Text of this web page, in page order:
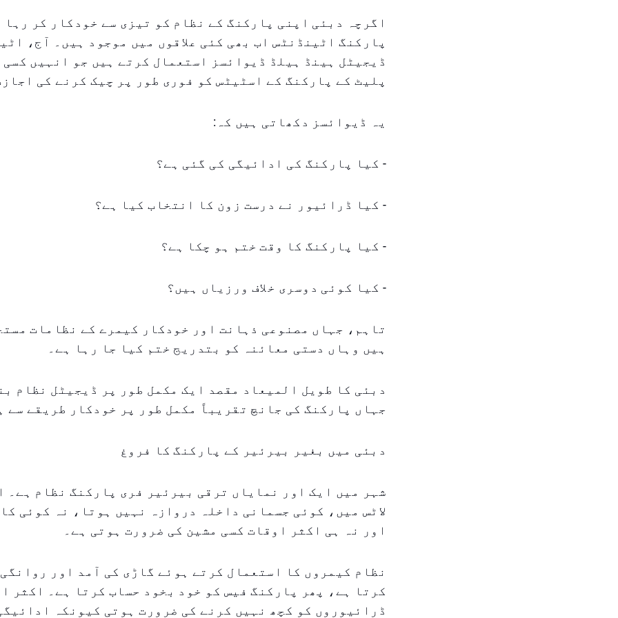
اگرچہ دبئی اپنی پارکنگ کے نظام کو تیزی سے خودکار کر رہا
پارکنگ اٹینڈنٹس اب بھی کئی علاقوں میں موجود ہیں۔ آج،
ڈیجیٹل ہینڈ ہیلڈ ڈیوائسز استعمال کرتے ہیں جو انہیں کسی
پلیٹ کے پارکنگ کے اسٹیٹس کو فوری طور پر چیک کرنے کی
یہ ڈیوائسز دکھاتی ہیں کہ:
- کیا پارکنگ کی ادائیگی کی گئی ہے؟
- کیا ڈرائیور نے درست زون کا انتخاب کیا ہے؟
- کیا پارکنگ کا وقت ختم ہو چکا ہے؟
- کیا کوئی دوسری خلاف ورزیاں ہیں؟
تاہم، جہاں مصنوعی ذہانت اور خودکار کیمرے کے نظامات
ہیں وہاں دستی معائنہ کو بتدریج ختم کیا جا رہا ہے۔
دبئی کا طویل المیعاد مقصد ایک مکمل طور پر ڈیجیٹل نظام
جہاں پارکنگ کی جانچ تقریباً مکمل طور پر خودکار طریقے سے
دبئی میں بغیر بیرئیر کے پارکنگ کا فروغ
شہر میں ایک اور نمایاں ترقی بیرئیر فری پارکنگ نظام ہے۔
لاٹس میں، کوئی جسمانی داخلہ دروازہ نہیں ہوتا، نہ کوئی
اور نہ ہی اکثر اوقات کسی مشین کی ضرورت ہوتی ہے۔
نظام کیمروں کا استعمال کرتے ہوئے گاڑی کی آمد اور
کرتا ہے، پھر پارکنگ فیس کو خود بخود حساب کرتا ہے۔ اکثر
ڈرائیوروں کو کچھ نہیں کرنے کی ضرورت ہوتی کیونکہ